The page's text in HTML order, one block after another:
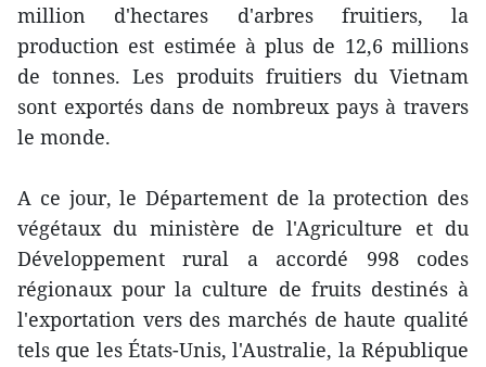
million d'hectares d'arbres fruitiers, la
production est estimée à plus de 12,6 millions
de tonnes. Les produits fruitiers du Vietnam
sont exportés dans de nombreux pays à travers
le monde.
A ce jour, le Département de la protection des
végétaux du ministère de l'Agriculture et du
Développement rural a accordé 998 codes
régionaux pour la culture de fruits destinés à
l'exportation vers des marchés de haute qualité
tels que les États-Unis, l'Australie, la République